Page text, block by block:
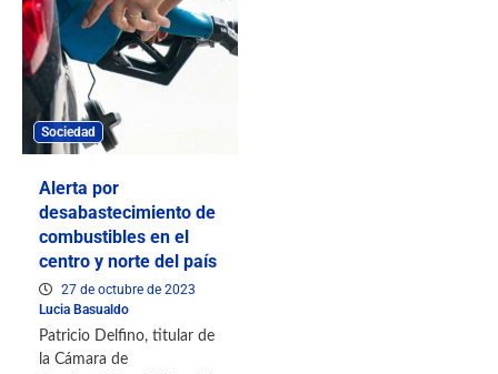
Sociedad
Alerta por
desabastecimiento de
combustibles en el
centro y norte del país
27 de octubre de 2023
Lucia Basualdo
Patricio Delfino, titular de
la Cámara de